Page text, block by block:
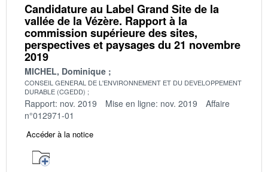
Candidature au Label Grand Site de la
vallée de la Vézère. Rapport à la
commission supérieure des sites,
perspectives et paysages du 21 novembre
2019
MICHEL, Dominique
CONSEIL GENERAL DE L'ENVIRONNEMENT ET DU DEVELOPPEMENT
DURABLE (CGEDD)
Rapport: nov. 2019 Mise en ligne: nov. 2019
Affaire
n°012971-01
Accéder à la notice